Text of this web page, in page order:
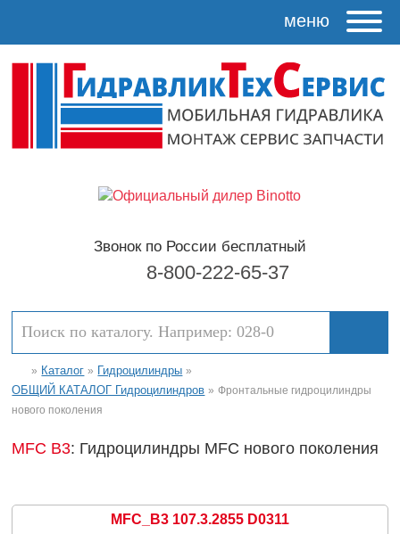
меню
Звонок по России бесплатный
8-800-222-65-37
» Каталог » Гидроцилиндры »
ОБЩИЙ КАТАЛОГ Гидроцилиндров » Фронтальные гидроцилиндры
нового поколения
MFC B3: Гидроцилиндры MFC нового поколения
MFC_B3 107.3.2855 D0311